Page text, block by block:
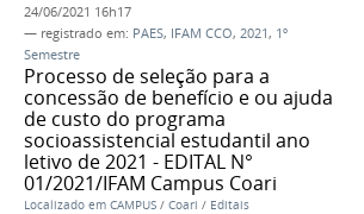
24/06/2021 16h17
— registrado em: PAES, IFAM CCO, 2021, 1º
Semestre
Processo de seleção para a
concessão de benefício e ou ajuda
de custo do programa
socioassistencial estudantil ano
letivo de 2021 - EDITAL N°
01/2021/IFAM Campus Coari
Localizado em CAMPUS / Coari / Editais